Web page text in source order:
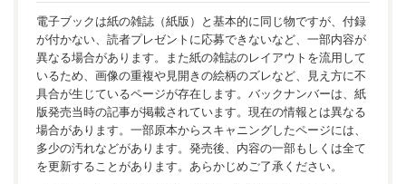
電子ブックは紙の雑誌（紙版）と基本的に同じ物ですが、付録
が付かない、読者プレゼントに応募できないなど、一部内容が
異なる場合があります。また紙の雑誌のレイアウトを流用して
いるため、画像の重複や見開きの絵柄のズレなど、見え方に不
具合が生じているページが存在します。バックナンバーは、紙
版発売当時の記事が掲載されています。現在の情報とは異なる
場合があります。一部原本からスキャニングしたページには、
多少の汚れなどがあります。発売後、内容の一部もしくは全て
を更新することがあります。あらかじめご了承ください。